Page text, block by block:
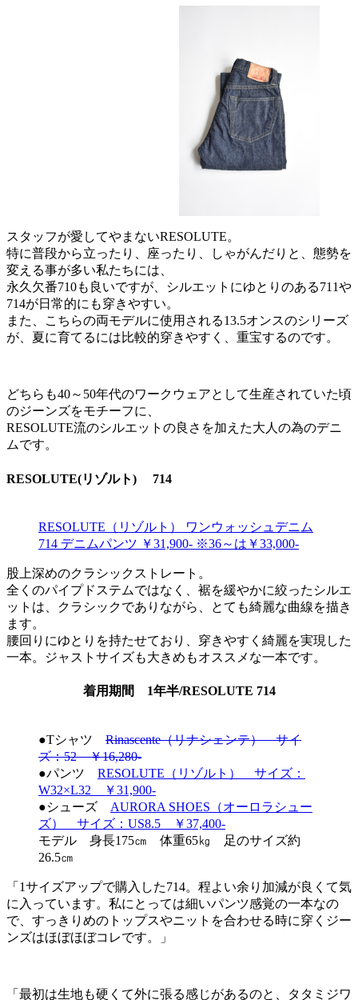
スタッフが愛してやまないRESOLUTE。
特に普段から立ったり、座ったり、しゃがんだりと、態勢を
変える事が多い私たちには、
永久欠番710も良いですが、シルエットにゆとりのある711や
714が日常的にも穿きやすい。
また、こちらの両モデルに使用される13.5オンスのシリーズ
が、夏に育てるには比較的穿きやすく、重宝するのです。
どちらも40～50年代のワークウェアとして生産されていた頃
のジーンズをモチーフに、
RESOLUTE流のシルエットの良さを加えた大人の為のデニ
ムです。
RESOLUTE(リゾルト) 714
RESOLUTE（リゾルト） ワンウォッシュデニム
714 デニムパンツ ￥31,900- ※36～は￥33,000-
股上深めのクラシックストレート。
全くのパイプドステムではなく、裾を緩やかに絞ったシルエ
ットは、クラシックでありながら、とても綺麗な曲線を描き
ます。
腰回りにゆとりを持たせており、穿きやすく綺麗を実現した
一本。ジャストサイズも大きめもオススメな一本です。
着用期間 1年半/RESOLUTE 714
●Tシャツ Rinascente（リナシェンテ） サイ
ズ：52 ￥16,280-
●パンツ RESOLUTE（リゾルト） サイズ：
W32×L32 ￥31,900-
●シューズ AURORA SHOES（オーロラシュー
ズ） サイズ：US8.5 ￥37,400-
モデル 身長175㎝ 体重65㎏ 足のサイズ約
26.5㎝
「1サイズアップで購入した714。程よい余り加減が良くて気
に入っています。私にとっては細いパンツ感覚の一本なの
で、すっきりめのトップスやニットを合わせる時に穿くジー
ンズはほぼほぼコレです。」
「最初は生地も硬くて外に張る感じがあるのと、タタミジワ